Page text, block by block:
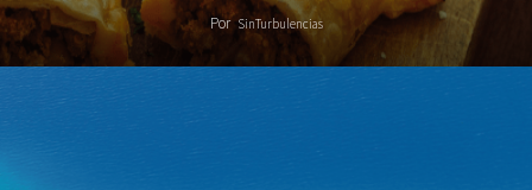
Por SinTurbulencias